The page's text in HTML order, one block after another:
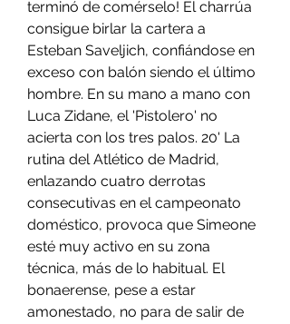
terminó de comérselo! El charrúa
consigue birlar la cartera a
Esteban Saveljich, confiándose en
exceso con balón siendo el último
hombre. En su mano a mano con
Luca Zidane, el 'Pistolero' no
acierta con los tres palos. 20' La
rutina del Atlético de Madrid,
enlazando cuatro derrotas
consecutivas en el campeonato
doméstico, provoca que Simeone
esté muy activo en su zona
técnica, más de lo habitual. El
bonaerense, pese a estar
amonestado, no para de salir de